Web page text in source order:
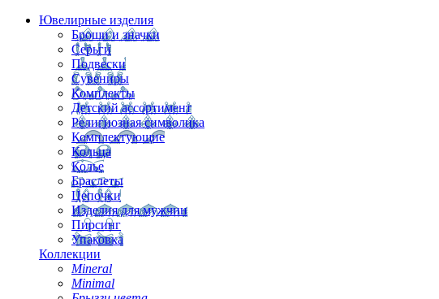
Ювелирные изделия
Броши и значки
Серьги
Подвески
Сувениры
Комплекты
Детский ассортимент
Религиозная символика
Комплектующие
Кольца
Колье
Браслеты
Цепочки
Изделия для мужчин
Пирсинг
Упаковка
Коллекции
Mineral
Minimal